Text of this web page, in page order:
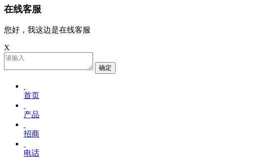
在线客服
您好，我这边是在线客服
X
确定
首页
产品
招商
电话